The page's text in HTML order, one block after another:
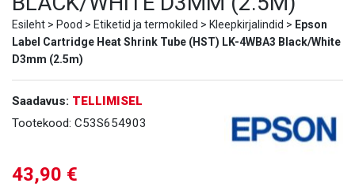
Esileht > Pood > Etiketid ja termokiled > Kleepkirjalindid > Epson
Label Cartridge Heat Shrink Tube (HST) LK-4WBA3 Black/White
D3mm (2.5m)
Saadavus: TELLIMISEL
Tootekood: C53S654903
43,90 €